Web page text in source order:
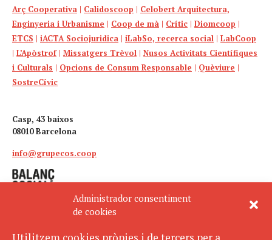
Administrador consentiment
de cookies
Arç Cooperativa | Calidoscoop | Celobert Arquitectura,
Enginyeria i Urbanisme | Coop de mà | Crític | Diomcoop |
ETCS | iACTA Sociojuridica | iLabSo, recerca social | LabCoop
| L’Apòstrof| Missatgers Trèvol | Nusos Activitats Científiques
i Culturals | Opcions de Consum Responsable | Quèviure |
SostreCívic
Casp, 43 baixos
08010 Barcelona
info@grupecos.coop